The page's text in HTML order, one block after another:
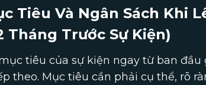
Tiêu Và Ngân Sách Khi
Tháng Trước Sự Kiện)
tiêu của sự kiện ngay từ ban
theo. Mục tiêu cần phải cụ thể, rõ